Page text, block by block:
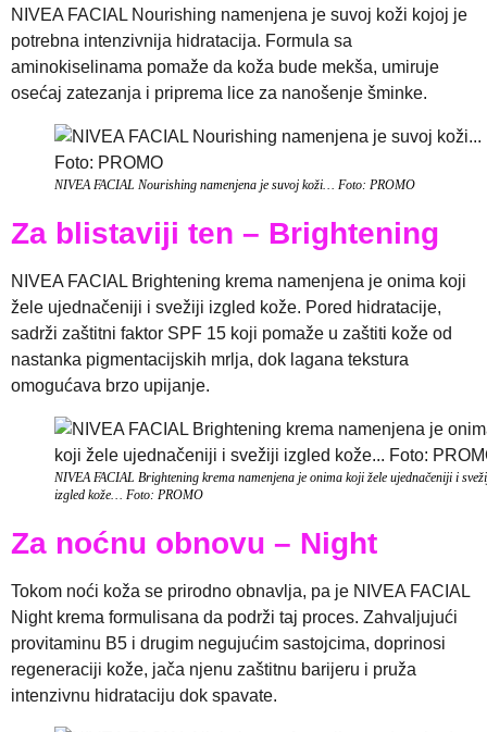
NIVEA FACIAL Nourishing namenjena je suvoj koži kojoj je
potrebna intenzivnija hidratacija. Formula sa
aminokiselinama pomaže da koža bude mekša, umiruje
osećaj zatezanja i priprema lice za nanošenje šminke.
NIVEA FACIAL Nourishing namenjena je suvoj koži… Foto: PROMO
Za blistaviji ten – Brightening
NIVEA FACIAL Brightening krema namenjena je onima koji
žele ujednačeniji i svežiji izgled kože. Pored hidratacije,
sadrži zaštitni faktor SPF 15 koji pomaže u zaštiti kože od
nastanka pigmentacijskih mrlja, dok lagana tekstura
omogućava brzo upijanje.
NIVEA FACIAL Brightening krema namenjena je onima koji žele ujednačeniji i
izgled kože… Foto: PROMO
Za noćnu obnovu – Night
Tokom noći koža se prirodno obnavlja, pa je NIVEA FACIAL
Night krema formulisana da podrži taj proces. Zahvaljujući
provitaminu B5 i drugim negujućim sastojcima, doprinosi
regeneraciji kože, jača njenu zaštitnu barijeru i pruža
intenzivnu hidrataciju dok spavate.